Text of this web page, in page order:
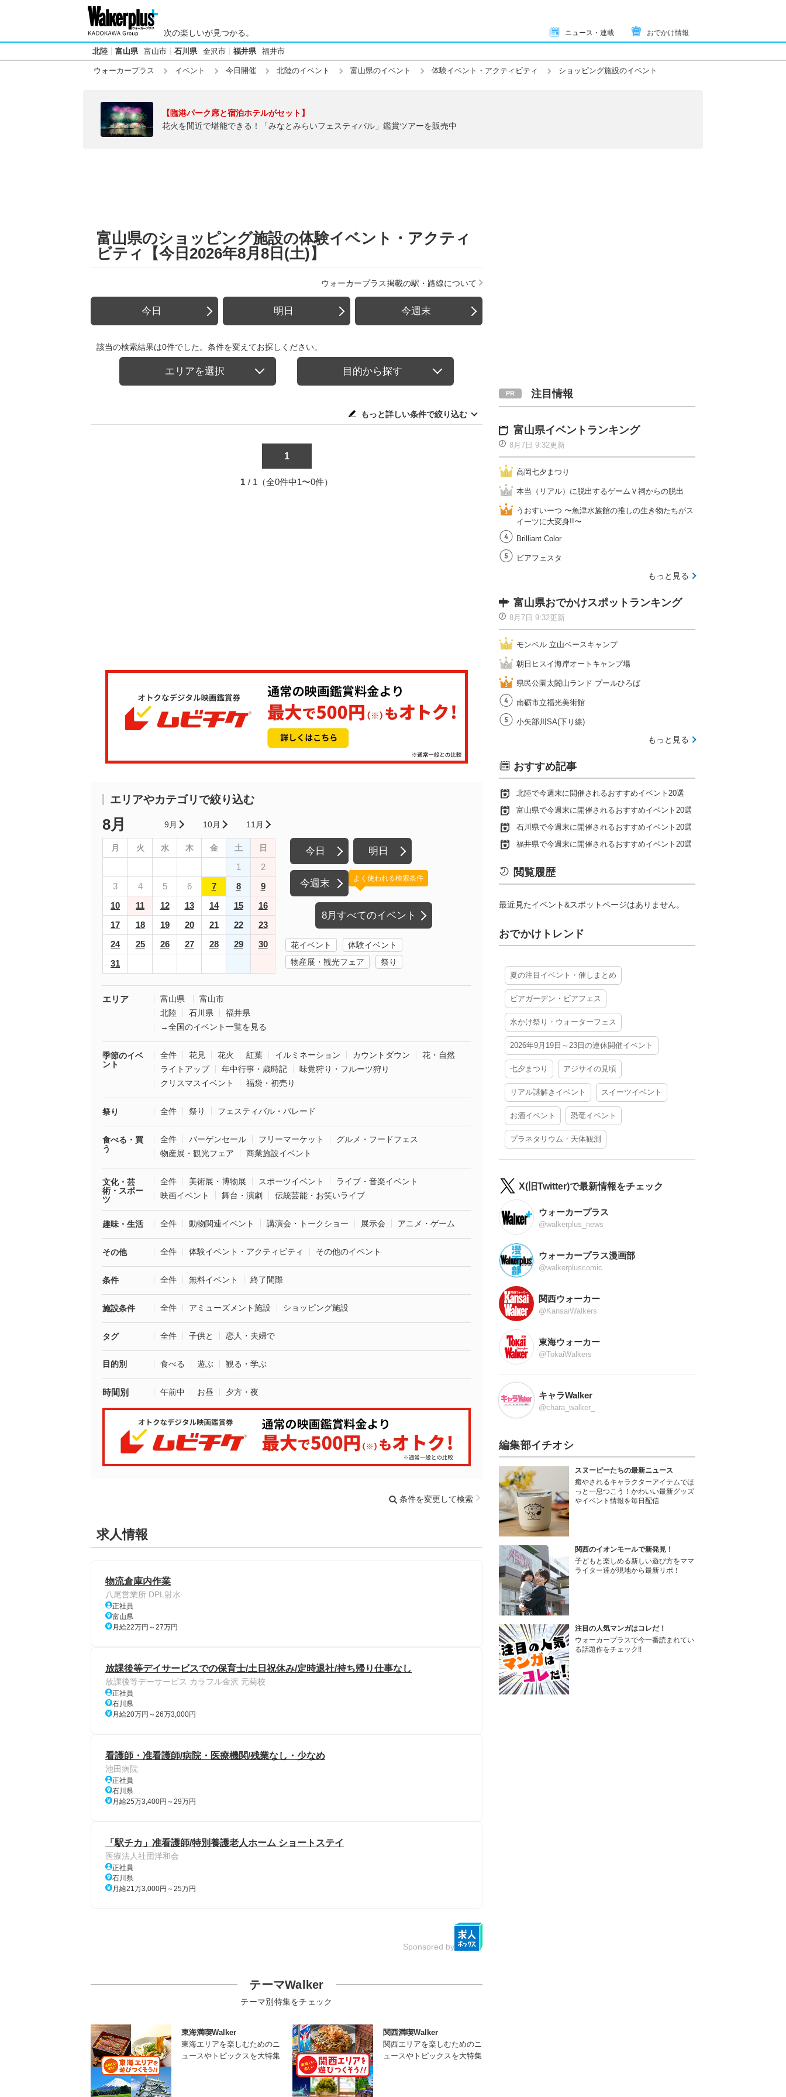
次の楽しいが見つかる。 ニュース・連載 おでかけ情報
北陸 富山県 富山市 石川県 金沢市 福井県 福井市
ウォーカープラス イベント 今日開催 北陸のイベント 富山県のイベント 体験イベント・アクティビティ ショッピング施設のイベント
【臨港パーク席と宿泊ホテルがセット】
花火を間近で堪能できる！「みなとみらいフェスティバル」鑑賞ツアーを販売中
富山県のショッピング施設の体験イベント・アクティ
ビティ【今日2026年8月8日(土)】
ウォーカープラス掲載の駅・路線について
今日 明日 今週末
該当の検索結果は0件でした。条件を変えてお探しください。
エリアを選択 目的から探す
もっと詳しい条件で絞り込む
1
1 / 1（全0件中1〜0件）
エリアやカテゴリで絞り込む
8月 9月 10月 11月
月 火 水 木 金 土 日
1
2
3
4 5 6 7 8
9
10
11 12 13 14 15
16
17
18 19 20 21 22
23
24
25 26 27 28 29
30
31
今日 明日
今週末
8月すべてのイベント
よく使われる検索条件
花イベント
体験イベント
物産展・観光フェア
祭り
エリア 富山県
富山市
北陸
石川県
福井県
→全国のイベント一覧を見る
季節のイベ
ント
全件 花見 花火 紅葉 イルミネーション カウントダウン
花・自然
ライトアップ
年中行事・歳時記
味覚狩り・フルーツ狩り
クリスマスイベント
福袋・初売り
祭り 全件 祭り フェスティバル・パレード
食べる・買
う
全件 バーゲンセール フリーマーケット
グルメ・フードフェス
物産展・観光フェア
商業施設イベント
文化・芸
術・スポー
ツ
全件 美術展・博物展 スポーツイベント
ライブ・音楽イベント
映画イベント
舞台・演劇 伝統芸能・お笑いライブ
趣味・生活 全件 動物関連イベント 講演会・トークショー 展示会 アニメ・ゲーム
その他 全件 体験イベント・アクティビティ その他のイベント
条件 全件 無料イベント 終了間際
施設条件 全件 アミューズメント施設 ショッピング施設
タグ 全件 子供と 恋人・夫婦で
目的別 食べる 遊ぶ 観る・学ぶ
時間別 午前中 お昼 夕方・夜
条件を変更して検索
求人情報
物流倉庫内作業
八尾営業所 DPL射水
正社員
富山県
月給22万円～27万円
放課後等デイサービスでの保育⼠/土日祝休み/定時退社/持ち帰り仕事なし
放課後等デーサービス カラフル金沢 元菊校
正社員
石川県
月給20万円～26万3,000円
看護師・准看護師/病院・医療機関/残業なし・少なめ
池田病院
正社員
石川県
月給25万3,400円～29万円
「駅チカ」准看護師/特別養護老人ホーム ショートステイ
医療法人社団洋和会
正社員
石川県
月給21万3,000円～25万円
Sponsored by
テーマWalker
テーマ別特集をチェック
東海満喫Walker
東海エリアを楽しむためのニ
ュースやトピックスを大特集
関西満喫Walker
関西エリアを楽しむためのニ
ュースやトピックスを大特集
注目情報
富山県イベントランキング
8月7日 9:32更新
高岡七夕まつり
本当（リアル）に脱出するゲームＶ祠からの脱出
うおすいーつ 〜魚津水族館の推しの生き物たちがス
イーツに大変身!!〜
Brilliant Color
ビアフェスタ
もっと見る
富山県おでかけスポットランキング
8月7日 9:32更新
モンベル 立山ベースキャンプ
朝日ヒスイ海岸オートキャンプ場
県民公園太閤山ランド プールひろば
南砺市立福光美術館
小矢部川SA(下り線)
もっと見る
おすすめ記事
北陸で今週末に開催されるおすすめイベント20選
富山県で今週末に開催されるおすすめイベント20選
石川県で今週末に開催されるおすすめイベント20選
福井県で今週末に開催されるおすすめイベント20選
閲覧履歴
最近見たイベント&スポットページはありません。
おでかけトレンド
夏の注目イベント・催しまとめ
ビアガーデン・ビアフェス
水かけ祭り・ウォーターフェス
2026年9月19日～23日の連休開催イベント
七夕まつり アジサイの見頃
リアル謎解きイベント スイーツイベント
お酒イベント 恐竜イベント
プラネタリウム・天体観測
X(旧Twitter)で最新情報をチェック
ウォーカープラス
@walkerplus_news
ウォーカープラス漫画部
@walkerpluscomic
関西ウォーカー
@KansaiWalkers
東海ウォーカー
@TokaiWalkers
キャラWalker
@chara_walker_
編集部イチオシ
スヌーピーたちの最新ニュース
癒やされるキャラクターアイテムでほ
っと一息つこう！かわいい最新グッズ
やイベント情報を毎日配信
関西のイオンモールで新発見！
子どもと楽しめる新しい遊び方をママ
ライター達が現地から最新リポ！
注目の人気マンガはコレだ！
ウォーカープラスで今一番読まれてい
る話題作をチェック!!